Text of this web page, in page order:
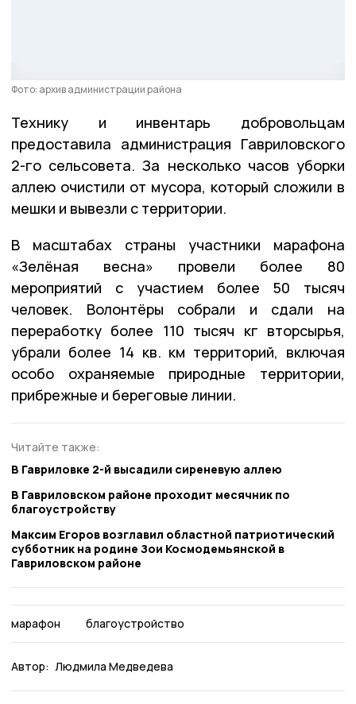
Фото: архив администрации района
Технику и инвентарь добровольцам
предоставила администрация Гавриловского
2-го сельсовета. За несколько часов уборки
аллею очистили от мусора, который сложили в
мешки и вывезли с территории.
В масштабах страны участники марафона
«Зелёная весна» провели более 80
мероприятий с участием более 50 тысяч
человек. Волонтёры собрали и сдали на
переработку более 110 тысяч кг вторсырья,
убрали более 14 кв. км территорий, включая
особо охраняемые природные территории,
прибрежные и береговые линии.
Читайте также:
В Гавриловке 2-й высадили сиреневую аллею
В Гавриловском районе проходит месячник по
благоустройству
Максим Егоров возглавил областной патриотический
субботник на родине Зои Космодемьянской в
Гавриловском районе
марафон благоустройство
Автор: Людмила Медведева